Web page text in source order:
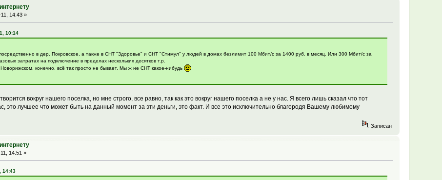
14:43 »
10:14
в дер. Покровское, а также в СНТ "Здоровье" и СНТ "Стимул" у людей в домах безлимит 100 Мбит/с за 1400 руб. в месяц. Или 300 Мбит/с за
затратах на подключение в пределах нескольких десятков т.р.
конечно, всё так просто не бывает. Мы ж не СНТ какое-нибудь
вокруг нашего поселка, но мне строго, все равно, так как это вокруг нашего поселка а не у нас. Я всего лишь сказал что тот
это лучшее что может быть на данный момент за эти деньги, это факт. И все это исключительно благородя Вашему любимому
Записан
14:51 »
14:43